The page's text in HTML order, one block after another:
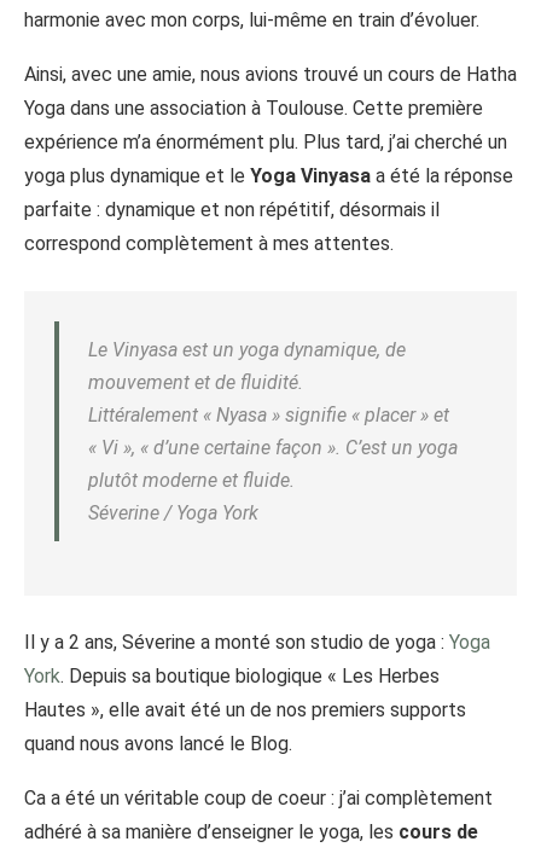
harmonie avec mon corps, lui-même en train d’évoluer.
Ainsi, avec une amie, nous avions trouvé un cours de Hatha
Yoga dans une association à Toulouse. Cette première
expérience m’a énormément plu. Plus tard, j’ai cherché un
yoga plus dynamique et le Yoga Vinyasa a été la réponse
parfaite : dynamique et non répétitif, désormais il
correspond complètement à mes attentes.
Le Vinyasa est un yoga dynamique, de
mouvement et de fluidité.
Littéralement « Nyasa » signifie « placer » et
« Vi », « d’une certaine façon ». C’est un yoga
plutôt moderne et fluide.
Séverine / Yoga York
Il y a 2 ans, Séverine a monté son studio de yoga : Yoga
York. Depuis sa boutique biologique « Les Herbes
Hautes », elle avait été un de nos premiers supports
quand nous avons lancé le Blog.
Ca a été un véritable coup de coeur : j’ai complètement
adhéré à sa manière d’enseigner le yoga, les cours de